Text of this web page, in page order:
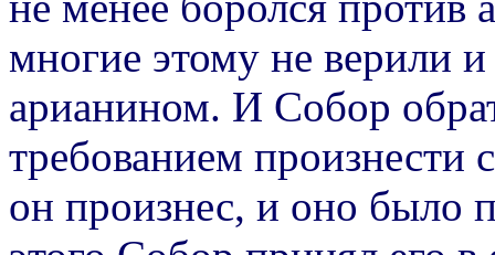
многие этому не верили
арианином. И Собор
требованием произнести
он произнес, и оно было